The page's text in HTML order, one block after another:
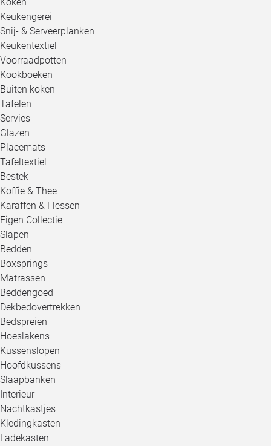
Keukengerei
Snij- & Serveerplanken
Keukentextiel
Voorraadpotten
Kookboeken
Buiten koken
Tafelen
Servies
Glazen
Placemats
Tafeltextiel
Bestek
Koffie & Thee
Karaffen & Flessen
Eigen Collectie
Slapen
Bedden
Boxsprings
Matrassen
Beddengoed
Dekbedovertrekken
Bedspreien
Hoeslakens
Kussenslopen
Hoofdkussens
Slaapbanken
Interieur
Nachtkastjes
Kledingkasten
Ladekasten